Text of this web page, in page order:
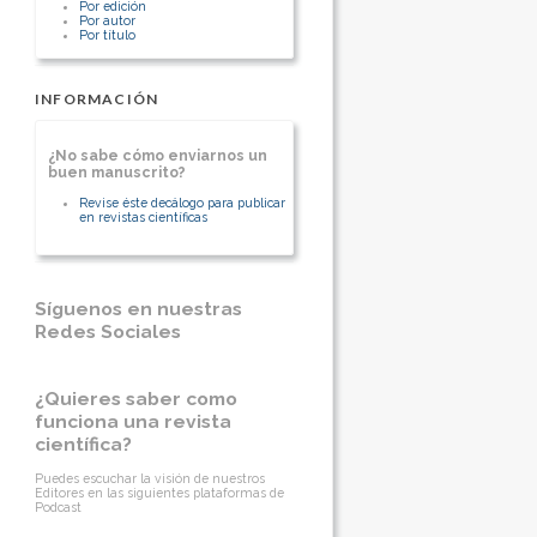
[Ver otros artículos de este autor]
Por edición
Por autor
Por título
INFORMACIÓN
¿No sabe cómo enviarnos un
buen manuscrito?
Revise éste decálogo para publicar
en revistas científicas
Síguenos en nuestras
Redes Sociales
¿Quieres saber como
funciona una revista
científica?
Puedes escuchar la visión de nuestros
Editores en las siguientes plataformas de
Podcast